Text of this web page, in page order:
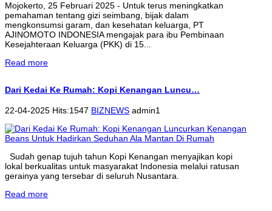
Mojokerto, 25 Februari 2025 - Untuk terus meningkatkan
pemahaman tentang gizi seimbang, bijak dalam
mengkonsumsi garam, dan kesehatan keluarga, PT
AJINOMOTO INDONESIA mengajak para ibu Pembinaan
Kesejahteraan Keluarga (PKK) di 15...
Read more
Dari Kedai Ke Rumah: Kopi Kenangan Luncu…
22-04-2025 Hits:1547 BIZNEWS admin1
Sudah genap tujuh tahun Kopi Kenangan menyajikan kopi
lokal berkualitas untuk masyarakat Indonesia melalui ratusan
gerainya yang tersebar di seluruh Nusantara.
Read more